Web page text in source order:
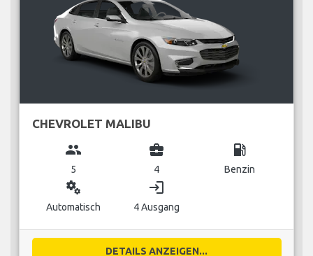
CHEVROLET MALIBU
group
5
business_center
4
local_gas_station
Benzin
miscellaneous_services
Automatisch
login
4 Ausgang
DETAILS ANZEIGEN...